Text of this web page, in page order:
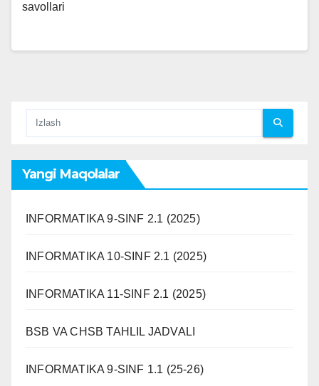
savollari
Yangi Maqolalar
INFORMATIKA 9-SINF 2.1 (2025)
INFORMATIKA 10-SINF 2.1 (2025)
INFORMATIKA 11-SINF 2.1 (2025)
BSB VA CHSB TAHLIL JADVALI
INFORMATIKA 9-SINF 1.1 (25-26)